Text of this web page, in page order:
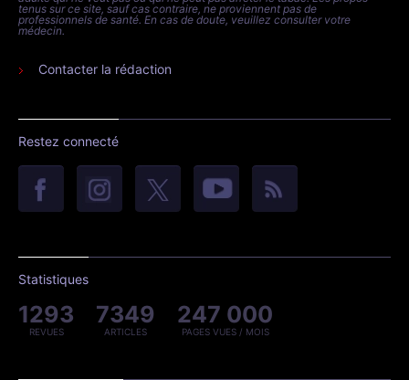
tenus sur ce site, sauf cas contraire, ne proviennent pas de
professionnels de santé. En cas de doute, veuillez consulter votre
médecin.
Contacter la rédaction
Restez connecté
Statistiques
1293
REVUES
7349
ARTICLES
247 000
PAGES VUES / MOIS